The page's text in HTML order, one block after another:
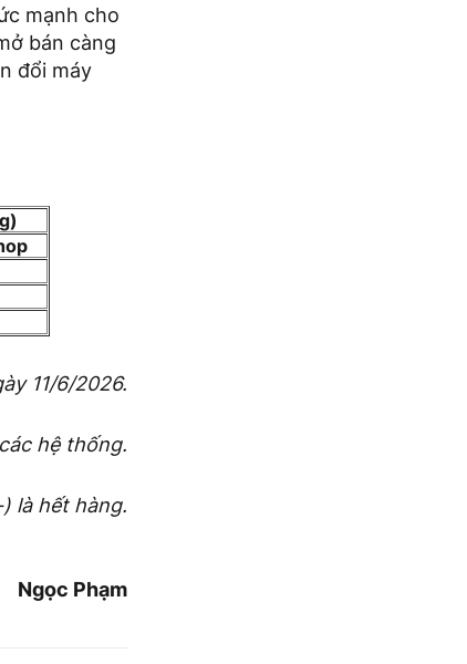
mạnh cho
bán càng
đổi máy
11/6/2026.
hệ thống.
là hết hàng.
Ngọc Phạm